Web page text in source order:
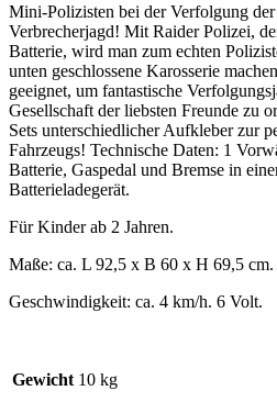
Mini-Polizisten bei der Verfolgung
Verbrecherjagd! Mit Raider Polizei,
Batterie, wird man zum echten
unten geschlossene Karosserie
geeignet, um fantastische
Gesellschaft der liebsten Freunde zu
Sets unterschiedlicher Aufkleber zur
Fahrzeugs! Technische Daten: 1
Batterie, Gaspedal und Bremse in
Batterieladegerät.
Für Kinder ab 2 Jahren.
Maße: ca. L 92,5 x B 60 x H 69,5 cm.
Geschwindigkeit: ca. 4 km/h. 6 Volt.
Gewicht 10 kg